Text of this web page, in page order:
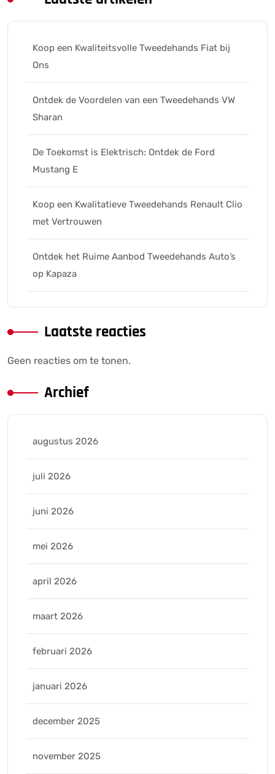
Koop een Kwaliteitsvolle Tweedehands Fiat bij
Ons
Ontdek de Voordelen van een Tweedehands VW
Sharan
De Toekomst is Elektrisch: Ontdek de Ford
Mustang E
Koop een Kwalitatieve Tweedehands Renault Clio
met Vertrouwen
Ontdek het Ruime Aanbod Tweedehands Auto’s
op Kapaza
Laatste reacties
Geen reacties om te tonen.
Archief
augustus 2026
juli 2026
juni 2026
mei 2026
april 2026
maart 2026
februari 2026
januari 2026
december 2025
november 2025